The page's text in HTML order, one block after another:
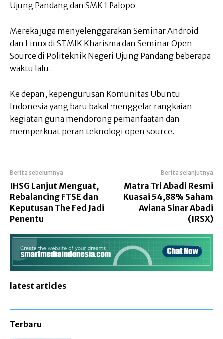
Ujung Pandang dan SMK 1 Palopo
Mereka juga menyelenggarakan Seminar Android
dan Linux di STMIK Kharisma dan Seminar Open
Source di Politeknik Negeri Ujung Pandang beberapa
waktu lalu.
Ke depan, kepengurusan Komunitas Ubuntu
Indonesia yang baru bakal menggelar rangkaian
kegiatan guna mendorong pemanfaatan dan
memperkuat peran teknologi open source.
Berita sebelumnya
IHSG Lanjut Menguat,
Rebalancing FTSE dan
Keputusan The Fed Jadi
Penentu
Berita selanjutnya
Matra Tri Abadi Resmi
Kuasai 54,88% Saham
Aviana Sinar Abadi
(IRSX)
latest articles
Terbaru